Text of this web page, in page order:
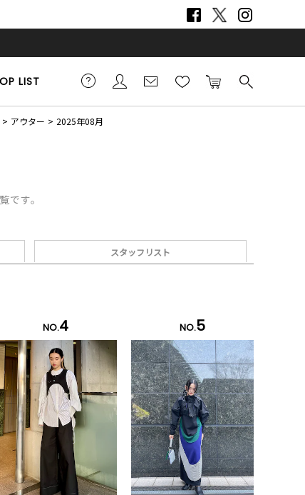
LIST
アウター 2025年08月
です。
スタッフリスト
NO.4 NO.5